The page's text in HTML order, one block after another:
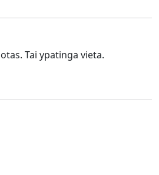
Tai ypatinga vieta.